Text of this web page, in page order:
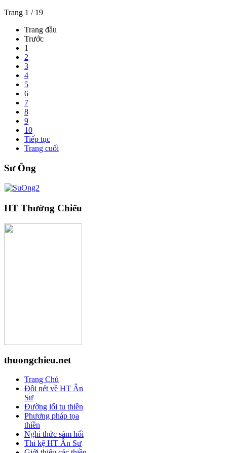
Trang 1 / 19
Trang đầu
Trước
1
2
3
4
5
6
7
8
9
10
Tiếp tục
Trang cuối
Sư Ông
HT Thường Chiếu
thuongchieu.net
Trang Chủ
Đôi nét về HT Ân
Sư
Đường lối tu thiền
Phương pháp tọa
thiền
Nghi thức sám hối
Thi kệ HT Ân Sư